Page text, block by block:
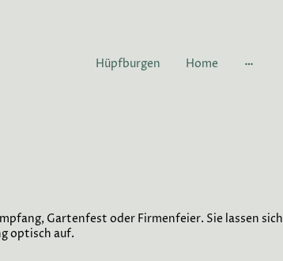
Hüpfburgen Home
Gartenfest oder Firmenfeier. Sie lassen sich
optisch auf.